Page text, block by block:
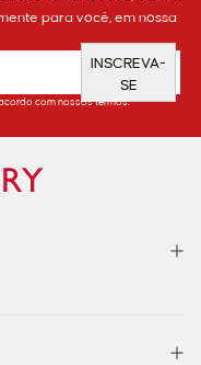
para você, em nossa
INSCREVA-
SE
com nossos termos.